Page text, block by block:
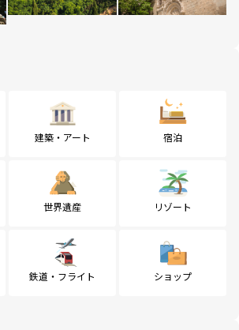
建築・アート 宿泊
世界遺産 リゾート
鉄道・フライト ショップ